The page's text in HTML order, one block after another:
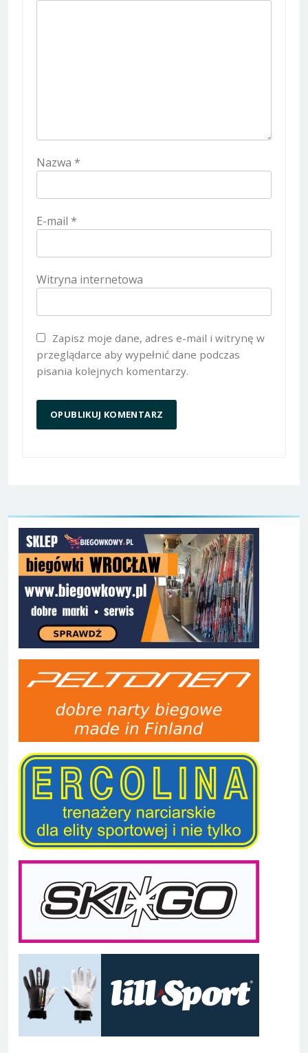
Nazwa *
E-mail *
Witryna internetowa
Zapisz moje dane, adres e-mail i witrynę w
przeglądarce aby wypełnić dane podczas
pisania kolejnych komentarzy.